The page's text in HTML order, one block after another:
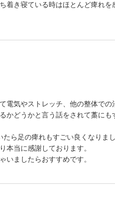
着き寝ている時はほとんど痺れ
電気やストレッチ、他の整体で
かどうかと言う話をされて藁にも
ら足の痺れもすごい良くなりまし
本当に感謝しております。
いましたらおすすめです。